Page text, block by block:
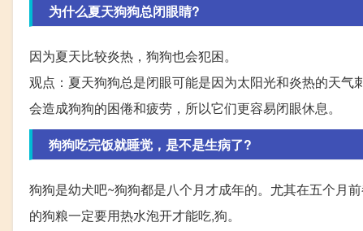
为什么夏天狗狗总闭眼睛?
因为夏天比较炎热，狗狗也会犯困。
观点：夏天狗狗总是闭眼可能是因为太阳光和炎热的天
会造成狗狗的困倦和疲劳，所以它们更容易闭眼休息。
狗狗吃完饭就睡觉，是不是生病了?
狗狗是幼犬吧~狗狗都是八个月才成年的。尤其在五个月
的狗粮一定要用热水泡开才能吃,狗。